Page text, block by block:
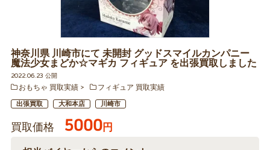
神奈川県 川崎市にて 未開封 グッドスマイルカンパニー
魔法少女まどか☆マギカ フィギュア を出張買取しました
2022.06.23 公開
おもちゃ 買取実績
フィギュア 買取実績
出張買取 大和本店 川崎市
買取価格 5000円